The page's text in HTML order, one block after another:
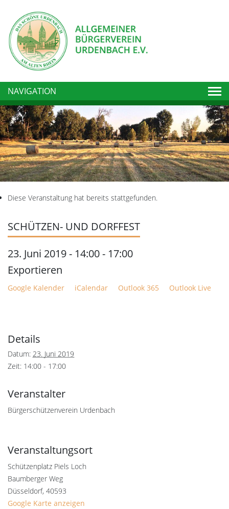
NAVIGATION
Diese Veranstaltung hat bereits stattgefunden.
SCHÜTZEN- UND DORFFEST
23. Juni 2019 - 14:00- 17:00
Google Kalender iCalendar Outlook 365 Outlook Live
Details
Datum: 23. Juni 2019
Zeit: 14:00 - 17:00
Veranstalter
Bürgerschützenverein Urdenbach
Veranstaltungsort
Schützenplatz Piels Loch
Baumberger Weg
Düsseldorf, 40593
Google Karte anzeigen